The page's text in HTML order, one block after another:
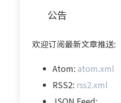
公告
欢迎订阅最新文章推送:
Atom: atom.xml
RSS2: rss2.xml